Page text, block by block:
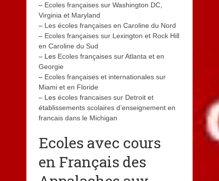
– Ecoles françaises sur Washington DC,
Virginia et Maryland
– Les écoles françaises en Caroline du Nord
– Ecoles françaises sur Lexington et Rock Hill
en Caroline du Sud
– Les Ecoles françaises sur Atlanta et en
Georgie
– Ecoles françaises et internationales sur
Miami et en Floride
– Les écoles francaises sur Detroit et
établissements scolaires d’enseignement en
francais dans le Michigan
Ecoles avec cours
en Français des